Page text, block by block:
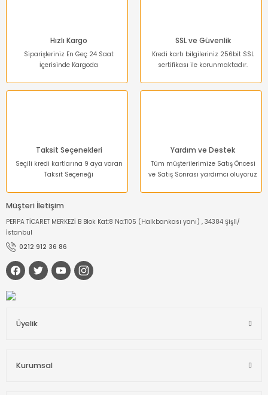
Hızlı Kargo
Siparişleriniz En Geç 24 Saat
İçerisinde Kargoda
SSL ve Güvenlik
Kredi kartı bilgileriniz 256bit SSL
sertifikası ile korunmaktadır.
Taksit Seçenekleri
Seçili kredi kartlarına 9 aya varan
Taksit Seçeneği
Yardım ve Destek
Tüm müşterilerimize Satış Öncesi
ve Satış Sonrası yardımcı oluyoruz
Müşteri İletişim
PERPA TİCARET MERKEZİ B Blok Kat:8 No:1105 (Halkbankası yanı) , 34384 Şişli/
İstanbul
0212 912 36 86
Üyelik
Kurumsal